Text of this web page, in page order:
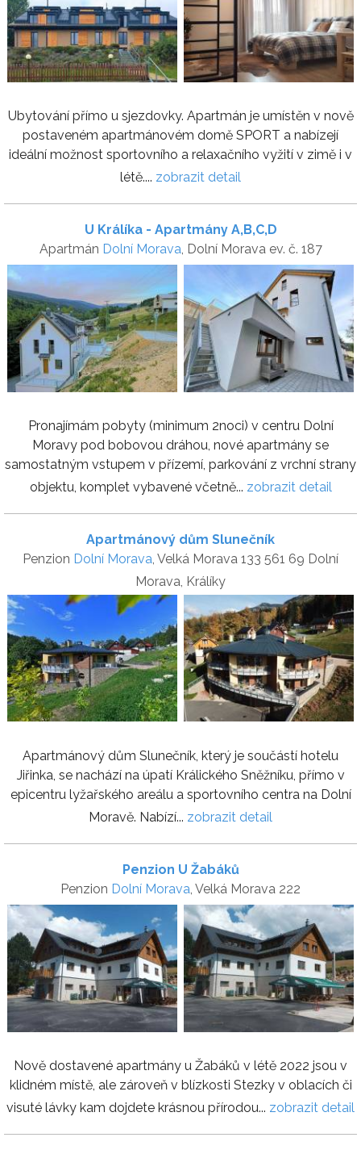
Ubytování přímo u sjezdovky. Apartmán je umístěn v nově
postaveném apartmánovém domě SPORT a nabízejí
ideální možnost sportovního a relaxačního vyžití v zimě i v
létě.... zobrazit detail
U Králíka - Apartmány A,B,C,D
Apartmán Dolní Morava, Dolní Morava ev. č. 187
Pronajímám pobyty (minimum 2noci) v centru Dolní
Moravy pod bobovou dráhou, nové apartmány se
samostatným vstupem v přízemí, parkování z vrchní strany
objektu, komplet vybavené včetně... zobrazit detail
Apartmánový dům Slunečník
Penzion Dolní Morava, Velká Morava 133 561 69 Dolní
Morava, Králíky
Apartmánový dům Slunečník, který je součástí hotelu
Jiřinka, se nachází na úpatí Králického Sněžníku, přímo v
epicentru lyžařského areálu a sportovního centra na Dolní
Moravě. Nabízí... zobrazit detail
Penzion U Žabáků
Penzion Dolní Morava , Velká Morava 222
Nově dostavené apartmány u Žabáků v létě 2022 jsou v
klidném místě, ale zároveň v blízkosti Stezky v oblacích či
visuté lávky kam dojdete krásnou přírodou... zobrazit detail